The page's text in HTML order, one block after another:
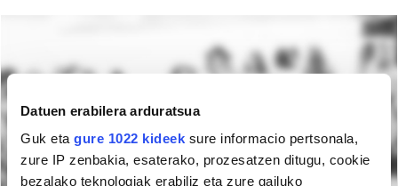
Datuen erabilera arduratsua
Guk eta gure 1022 kideek sure informacio pertsonala,
zure IP zenbakia, esaterako, prozesatzen ditugu, cookie
bezalako teknologiak erabiliz eta zure gailuko